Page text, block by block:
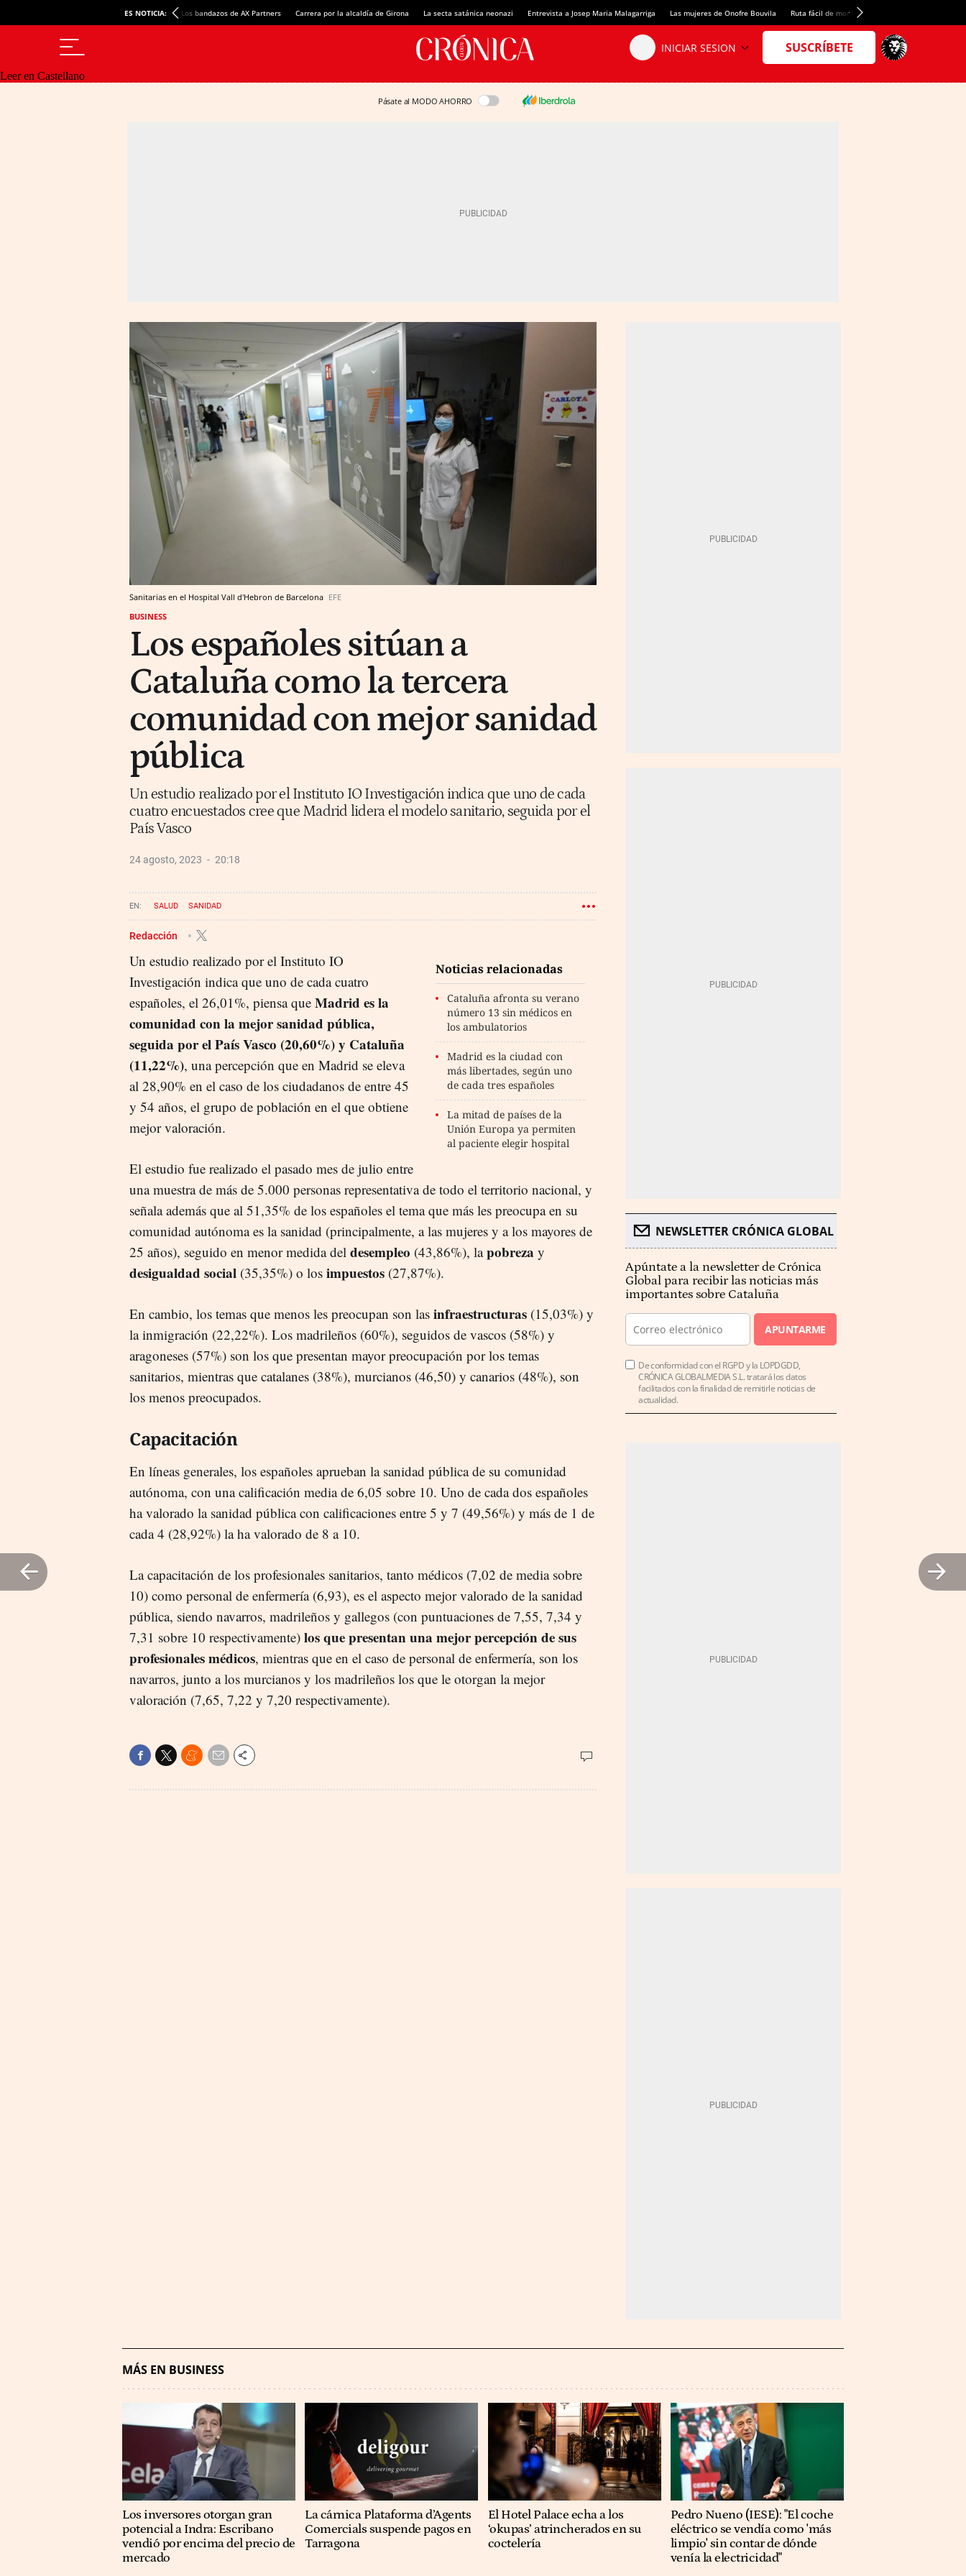
ES NOTICIA: Los bandazos de AX Partners Carrera por la alcaldía de Girona La secta satánica neonazi Entrevista a Josep Maria Malagarriga Las mujeres de Onofre Bouvila Ruta fácil de montaña
Leer en Castellano
Pásate al MODO AHORRO
Sanitarias en el Hospital Vall d'Hebron de Barcelona EFE
BUSINESS
Los españoles sitúan a
Cataluña como la tercera
comunidad con mejor sanidad
pública
Un estudio realizado por el Instituto IO Investigación indica que uno de cada
cuatro encuestados cree que Madrid lidera el modelo sanitario, seguida por el
País Vasco
24 agosto, 2023 20:18
SALUD SANIDAD
Redacción
Noticias relacionadas
Cataluña afronta su verano
número 13 sin médicos en
los ambulatorios
Madrid es la ciudad con
más libertades, según uno
de cada tres españoles
La mitad de países de la
Unión Europa ya permiten
al paciente elegir hospital
Un estudio realizado por el Instituto IO
Investigación indica que uno de cada cuatro
españoles, el 26,01%, piensa que Madrid es la
comunidad con la mejor sanidad pública,
seguida por el País Vasco (20,60%) y Cataluña
(11,22%), una percepción que en Madrid se eleva
al 28,90% en el caso de los ciudadanos de entre 45
y 54 años, el grupo de población en el que obtiene
mejor valoración.
El estudio fue realizado el pasado mes de julio entre
una muestra de más de 5.000 personas representativa de todo el territorio nacional, y
señala además que al 51,35% de los españoles el tema que más les preocupa en su
comunidad autónoma es la sanidad (principalmente, a las mujeres y a los mayores de
25 años), seguido en menor medida del desempleo (43,86%), lapobreza y
desigualdad social (35,35%) o los impuestos (27,87%).
En cambio, los temas que menos les preocupan son las infraestructuras (15,03%) y
la inmigración (22,22%). Los madrileños (60%), seguidos de vascos (58%) y
aragoneses (57%) son los que presentan mayor preocupación por los temas
sanitarios, mientras que catalanes (38%), murcianos (46,50) y canarios (48%), son
los menos preocupados.
Capacitación
En líneas generales, los españoles aprueban la sanidad pública de su comunidad
autónoma, con una calificación media de 6,05 sobre 10. Uno de cada dos españoles
ha valorado la sanidad pública con calificaciones entre 5 y 7 (49,56%) y más de 1 de
cada 4 (28,92%) la ha valorado de 8 a 10.
La capacitación de los profesionales sanitarios, tanto médicos (7,02 de media sobre
10) como personal de enfermería (6,93), es el aspecto mejor valorado de la sanidad
pública, siendo navarros, madrileños y gallegos (con puntuaciones de 7,55, 7,34 y
7,31 sobre 10 respectivamente) los que presentan una mejor percepción de sus
profesionales médicos, mientras que en el caso de personal de enfermería, son los
navarros, junto a los murcianos y los madrileños los que le otorgan la mejor
valoración (7,65, 7,22 y 7,20 respectivamente).
NEWSLETTER CRÓNICA GLOBAL
Apúntate a la newsletter de Crónica
Global para recibir las noticias más
importantes sobre Cataluña
APUNTARME
De conformidad con el RGPD y la LOPDGDD,
CRÓNICA GLOBALMEDIA S.L. tratará los datos
facilitados con la finalidad de remitirle noticias de
actualidad.
MÁS EN BUSINESS
Los inversores otorgan gran
potencial a Indra: Escribano
vendió por encima del precio de
mercado
La cárnica Plataforma d’Agents
Comercials suspende pagos en
Tarragona
El Hotel Palace echa a los
‘okupas’ atrincherados en su
coctelería
Pedro Nueno (IESE): "El coche
eléctrico se vendía como 'más
limpio' sin contar de dónde
venía la electricidad"